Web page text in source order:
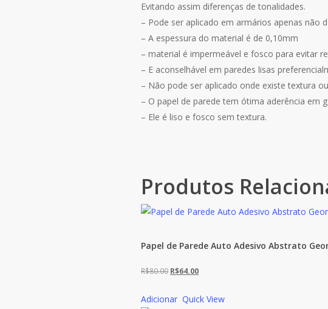
Evitando assim diferenças de tonalidades.
– Pode ser aplicado em armários apenas não
– A espessura do material é de 0,10mm
– material é impermeável e fosco para evitar
– E aconselhável em paredes lisas
– Não pode ser aplicado onde existe textura
– O papel de parede tem ótima aderência em
– Ele é liso e fosco sem textura.
Produtos
Papel de Parede Auto Adesivo Abstrato
R$80.00 O
original
R$64.00O
atual
Adicionar Quick View